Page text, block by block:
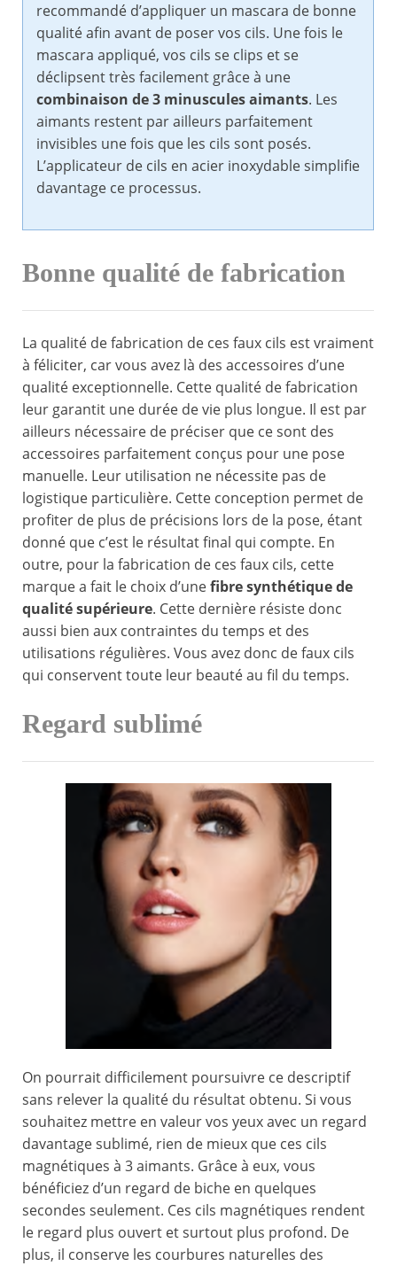
recommandé d’appliquer un mascara de bonne
qualité afin avant de poser vos cils. Une fois le
mascara appliqué, vos cils se clips et se
déclipsent très facilement grâce à une
combinaison de 3 minuscules aimants. Les
aimants restent par ailleurs parfaitement
invisibles une fois que les cils sont posés.
L’applicateur de cils en acier inoxydable simplifie
davantage ce processus.
Bonne qualité de fabrication
La qualité de fabrication de ces faux cils est vraiment
à féliciter, car vous avez là des accessoires d’une
qualité exceptionnelle. Cette qualité de fabrication
leur garantit une durée de vie plus longue. Il est par
ailleurs nécessaire de préciser que ce sont des
accessoires parfaitement conçus pour une pose
manuelle. Leur utilisation ne nécessite pas de
logistique particulière. Cette conception permet de
profiter de plus de précisions lors de la pose, étant
donné que c’est le résultat final qui compte. En
outre, pour la fabrication de ces faux cils, cette
marque a fait le choix d’unefibre synthétique de
qualité supérieure. Cette dernière résiste donc
aussi bien aux contraintes du temps et des
utilisations régulières. Vous avez donc de faux cils
qui conservent toute leur beauté au fil du temps.
Regard sublimé
On pourrait difficilement poursuivre ce descriptif
sans relever la qualité du résultat obtenu. Si vous
souhaitez mettre en valeur vos yeux avec un regard
davantage sublimé, rien de mieux que ces cils
magnétiques à 3 aimants. Grâce à eux, vous
bénéficiez d’un regard de biche en quelques
secondes seulement. Ces cils magnétiques rendent
le regard plus ouvert et surtout plus profond. De
plus, il conserve les courbures naturelles des